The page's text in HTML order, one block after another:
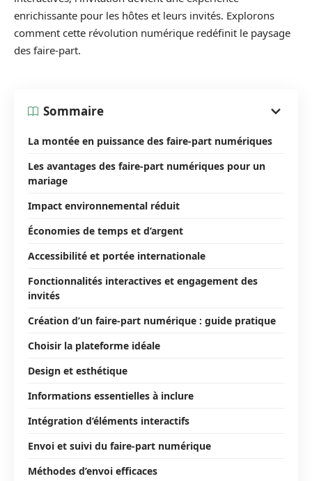
enrichissante pour les hôtes et leurs invités. Explorons
comment cette révolution numérique redéfinit le paysage
des faire-part.
Sommaire
La montée en puissance des faire-part numériques
Les avantages des faire-part numériques pour un
mariage
Impact environnemental réduit
Économies de temps et d’argent
Accessibilité et portée internationale
Fonctionnalités interactives et engagement des
invités
Création d’un faire-part numérique : guide pratique
Choisir la plateforme idéale
Design et esthétique
Informations essentielles à inclure
Intégration d’éléments interactifs
Envoi et suivi du faire-part numérique
Méthodes d’envoi efficaces